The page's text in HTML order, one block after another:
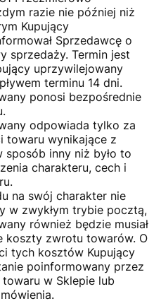
razie nie później niż
Kupujący
Sprzedawcę o
sprzedaży. Termin jest
uprzywilejowany
terminu 14 dni.
ponosi bezpośrednie
odpowiada tylko za
towaru wynikające z
inny niż było to
charakteru, cech i
na swój charakter nie
w zwykłym trybie pocztą,
również będzie musiał
koszty zwrotu towarów. O
tych kosztów Kupujący
poinformowany przez
w Sklepie lub